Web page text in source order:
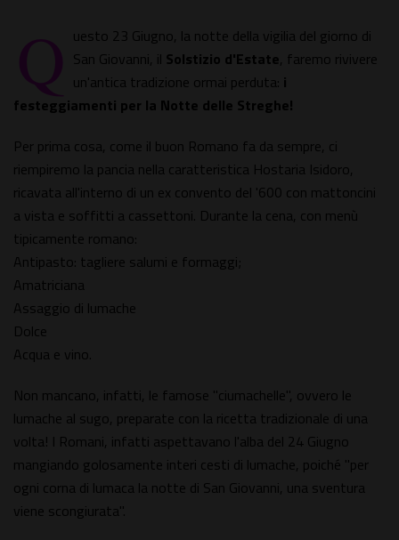
Q uesto 23 Giugno, la notte della vigilia del giorno di
San Giovanni, il Solstizio d'Estate, faremo rivivere
un'antica tradizione ormai perduta: i
festeggiamenti per la Notte delle Streghe!
Per prima cosa, come il buon Romano fa da sempre, ci
riempiremo la pancia nella caratteristica Hostaria Isidoro,
ricavata all'interno di un ex convento del '600 con mattoncini
a vista e soffitti a cassettoni. Durante la cena, con menù
tipicamente romano:
Antipasto: tagliere salumi e formaggi;
Amatriciana
Assaggio di lumache
Dolce
Acqua e vino.
Non mancano, infatti, le famose "ciumachelle", ovvero le
lumache al sugo, preparate con la ricetta tradizionale di una
volta! I Romani, infatti aspettavano l'alba del 24 Giugno
mangiando golosamente interi cesti di lumache, poiché "per
ogni corna di lumaca la notte di San Giovanni, una sventura
viene scongiurata".